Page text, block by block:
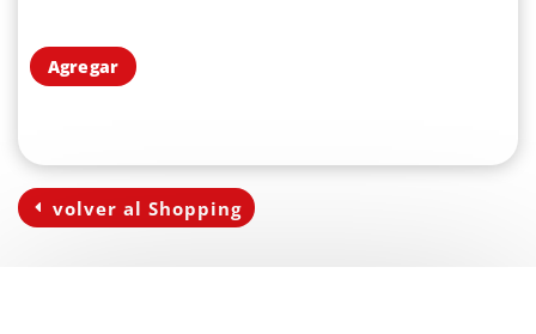
Agregar
volver al Shopping